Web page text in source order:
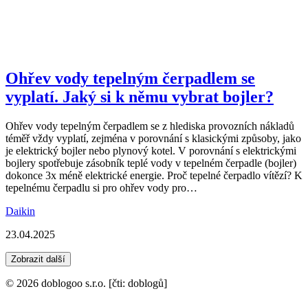
Ohřev vody tepelným čerpadlem se
vyplatí. Jaký si k němu vybrat bojler?
Ohřev vody tepelným čerpadlem se z hlediska provozních nákladů
téměř vždy vyplatí, zejména v porovnání s klasickými způsoby, jako
je elektrický bojler nebo plynový kotel. V porovnání s elektrickými
bojlery spotřebuje zásobník teplé vody v tepelném čerpadle (bojler)
dokonce 3x méně elektrické energie. Proč tepelné čerpadlo vítězí? K
tepelnému čerpadlu si pro ohřev vody pro…
Daikin
23.04.2025
Zobrazit další
© 2026 doblogoo s.r.o. [čti: doblogů]